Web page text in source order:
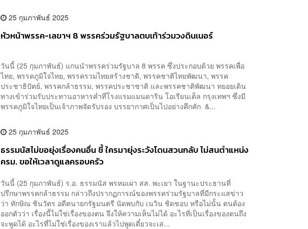
25 กุมภาพันธ์ 2025
หัวหน้าพรรค-เลขาฯ 8 พรรคร่วมรัฐบาลตบเท้าร่วมวงดินเนอร์
วันนี้ (25 กุมภาพันธ์) แกนนำพรรคร่วมรัฐบาล 8 พรรค ซึ่งประกอบด้วย พรรคเพื่อ
ไทย, พรรคภูมิใจไทย, พรรครวมไทยสร้างชาติ, พรรคชาติไทยพัฒนา, พรรค
ประชาธิปัตย์, พรรคกล้าธรรม, พรรคประชาชาติ และพรรคชาติพัฒนา ทยอยเดิน
ทางเข้าร่วมรับประทานอาหารค่ำ​ที่โรงแรมแมนดาริน โอเรียนเต็ล กรุงเทพฯ ซึ่งมี
พรรคภูมิใจไทย​เป็นเจ้าภาพจัดรับรอง​ บรรยากาศเป็นไปอย่างคึกคัก &...
25 กุมภาพันธ์ 2025
ธรรมนัสไม่ขอยุ่งเรื่องคนอื่น ชี้ ใครมายุ่งระวังโดนสวนกลับ ไม่สนตำแหน่ง
ครม. ขอให้เวลาดูแลครอบครัว
วันนี้ (25 กุมภาพันธ์) ร.อ. ธรรมนัส พรหมเผ่า สส. พะเยา ในฐานะประธานที่
ปรึกษาพรรคกล้าธรรม กล่าวถึงปรากฏการณ์ของพรรคร่วมรัฐบาลที่มีกระแสข่าว
ว่า ทักษิณ ชินวัตร อดีตนายกรัฐมนตรี นัดพบกับ เนวิน ชิดชอบ หรือไม่นั้น ตนต้อง
ออกตัวว่า เรื่องนี้ไม่ใช่เรื่องของตน จึงให้ความเห็นไม่ได้ อะไรที่เป็นเรื่องของตนถึง
จะพูดได้ อะไรที่ไม่ใช่เรื่องของเราแล้วไปพูดเดี๋ยวจะเส...